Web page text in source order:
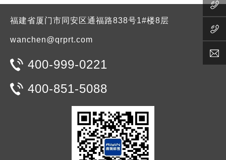
福建省厦门市同安区通福路838号1#楼8层
wanchen@qrprt.com
400-999-0221
400-851-5088